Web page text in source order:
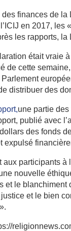
finances de la
en 2017, les
les rapports,
était vraie
de cette
distribuer des
une partie
publié avec
des fonds
expulsé
aux participants à
nouvelle
et le blanchiment
et le bien